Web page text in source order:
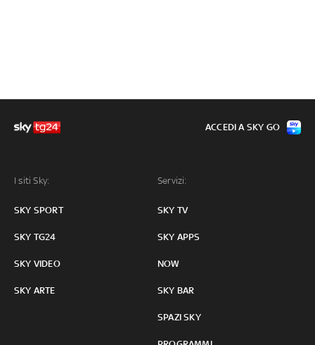
I siti Sky:
SKY SPORT
SKY TG24
SKY VIDEO
SKY ARTE
Servizi:
SKY TV
SKY APPS
NOW
SKY BAR
SPAZI SKY
ACCEDI A SKY GO